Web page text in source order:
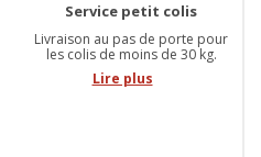
Service petit colis
Livraison au pas de porte pour
les colis de moins de 30 kg.
Lire plus